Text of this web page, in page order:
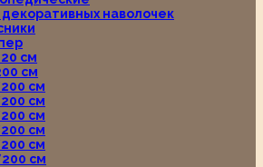
наволочек
см
см
см
см
см
см
см
см